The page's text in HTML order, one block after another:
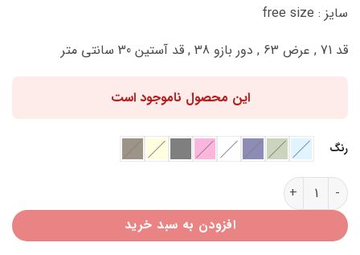
سایز : free size
قد 71 , عرض 63 , دور بازو 38 , قد آستین 30 سانتی متر
این محصول ناموجود است
رنگ
شومیز یارا شانتون A411147 عدد
افزودن به سبد خرید